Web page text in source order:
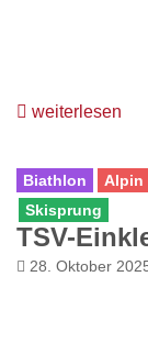
weiterlesen
Biathlon Alpin
Skisprung
TSV-
28. Oktober